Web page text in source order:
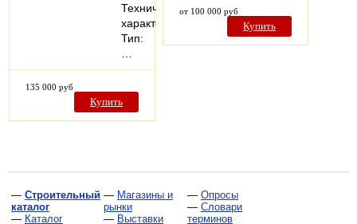
Технические
характеристики
Тип:
135 000 руб
Купить
от 100 000 руб
Купить
— Строительный
каталог
— Каталог
— Магазины и
рынки
— Выставки
— Опросы
— Словари
терминов